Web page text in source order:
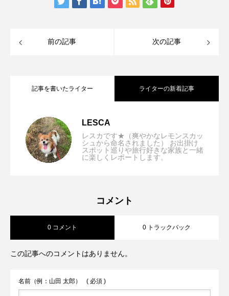
前の記事 次の記事
記事を書いたライター ライターの新着記事
LESCA
レスカです★（爽やかなレモンスカッ
シュから命名されました） お出掛け
スポット巡りや旅行好きな家族と一緒
に楽しくレポートします。
2025.11.25 【兵庫県/神戸市】Dog Friendly JEWEL
COFFEE & TEA (ドッグフレンドリージ
大型犬OK！人とわんちゃんが気軽に立ち
2025.10.14 【大阪/枚方市】Lukurino cafe店内わんち
んちゃんメニューあり美腸料理教室/イベ
works「15kgの中型犬まで店内OK！大型
コメント
0 コメント 0 トラックバック
この記事へのコメントはありません。
名前（例：山田 太郎） ( 必須 )